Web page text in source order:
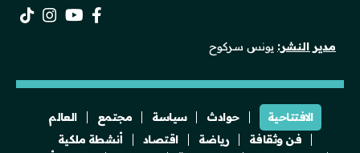
مدير النشر: يونس سركوح
الافتتاحية حوادث سياسة مجتمع
العالم
فن وثقافة
رياضة اقتصاد
أنشطة ملكية